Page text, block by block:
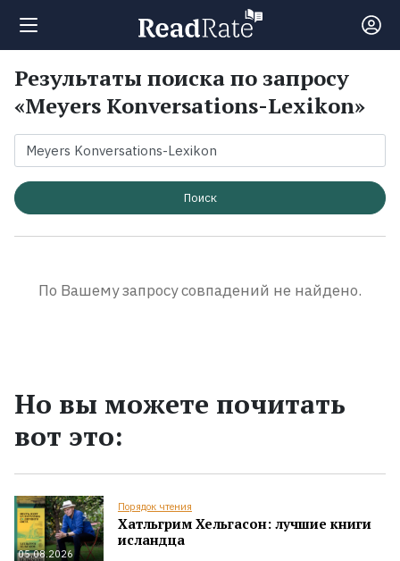
Поиск
Новости
Рейтинги
Результаты поиска по запросу
«Meyers Konversations-Lexikon»
Поиск
По Вашему запросу совпадений не найдено.
Но вы можете почитать
вот это:
05.08.2026
Порядок чтения
Хатльгрим Хельгасон: лучшие книги
исландца